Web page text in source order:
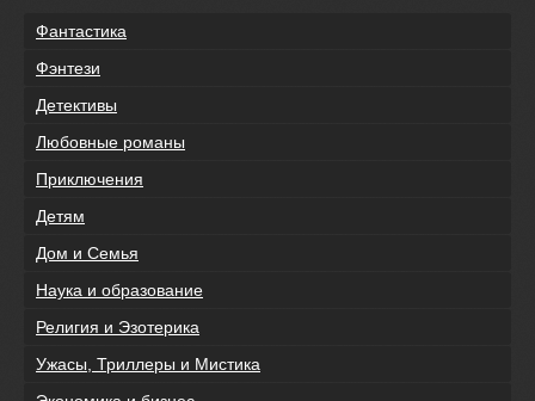
Фантастика
Фэнтези
Детективы
Любовные романы
Приключения
Детям
Дом и Семья
Наука и образование
Религия и Эзотерика
Ужасы, Триллеры и Мистика